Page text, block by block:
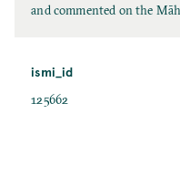
and commented on the
ismi_id
125662